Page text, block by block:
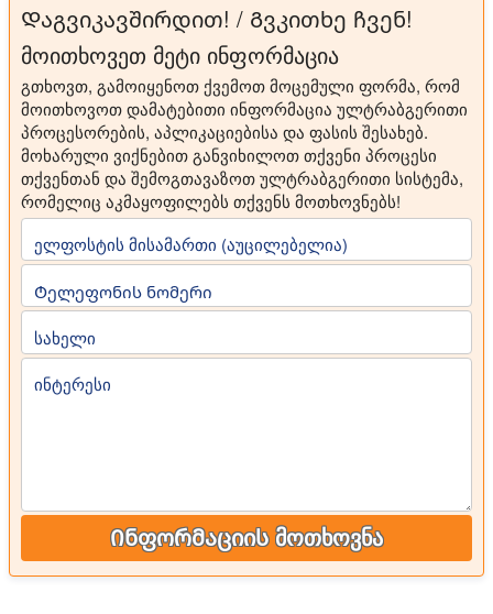
Დაგვიკავშირდით! / Გვკითხე ჩვენ!
მოითხოვეთ მეტი ინფორმაცია
გთხოვთ, გამოიყენოთ ქვემოთ მოცემული ფორმა, რომ
მოითხოვოთ დამატებითი ინფორმაცია ულტრაბგერითი
პროცესორების, აპლიკაციებისა და ფასის შესახებ.
მოხარული ვიქნებით განვიხილოთ თქვენი პროცესი
თქვენთან და შემოგთავაზოთ ულტრაბგერითი სისტემა,
რომელიც აკმაყოფილებს თქვენს მოთხოვნებს!
ელფოსტის მისამართი (აუცილებელია)
Ტელეფონის ნომერი
სახელი
ინტერესი
Ინფორმაციის მოთხოვნა